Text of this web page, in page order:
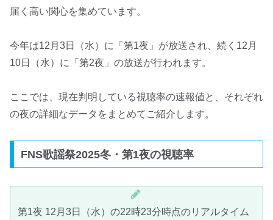
届く高い関心を集めています。
今年は12月3日（水）に「第1夜」が放送され、続く12月
10日（水）に「第2夜」の放送が行われます。
ここでは、現在判明している視聴率の速報値と、それぞれ
の夜の詳細なデータをまとめてご紹介します。
FNS歌謡祭2025冬・第1夜の視聴率
第1夜 12月3日（水）の22時23分時点のリアルタイム